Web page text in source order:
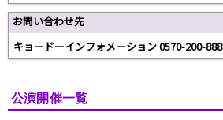
お問い合わせ先
キョードーインフォメーション 0570-200-888
公演開催一覧